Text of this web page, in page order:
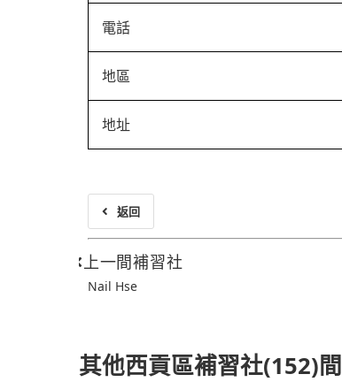
電話
地區
地址
返回
上一間補習社
Nail Hse
其他西貢區補習社(152)間